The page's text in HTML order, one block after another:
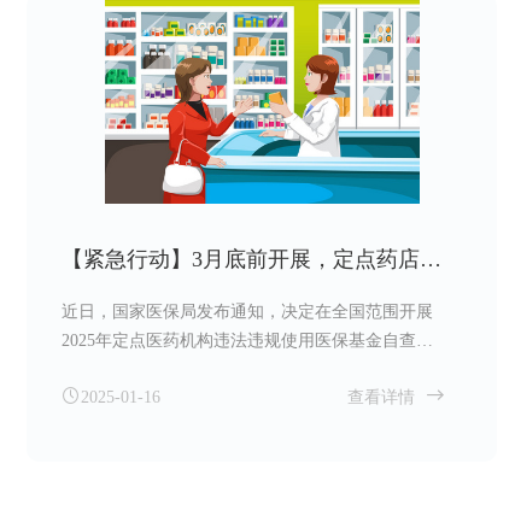
【紧急行动】3月底前开展，定点药店自查自纠来了！查什么，怎么改？
近日，国家医保局发布通知，决定在全国范围开展
2025年定点医药机构违法违规使用医保基金自查自
体，延伸至定点医疗机构和定点零售药店两类主
2025-01-16 查看详情